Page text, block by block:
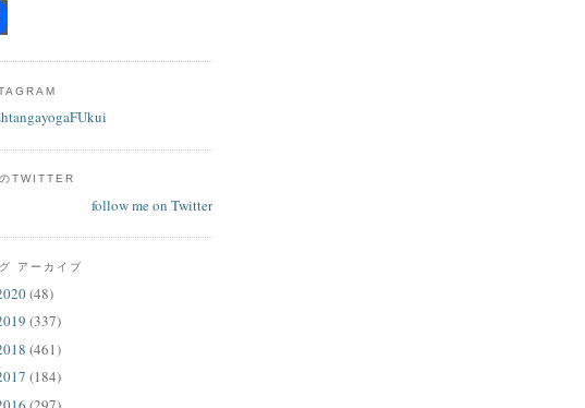
TWITTER
follow me on Twitter
アーカイブ
(48)
(337)
(461)
(184)